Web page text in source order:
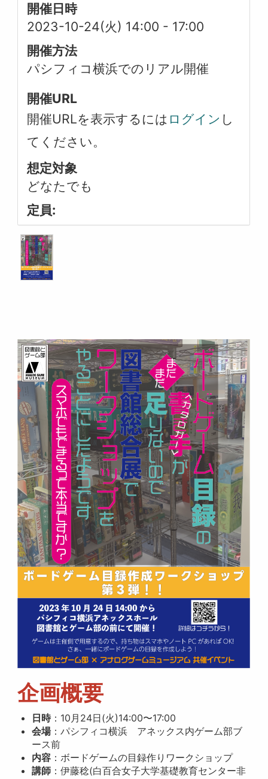
開催日時
2023-10-24(火) 14:00 - 17:00
開催方法
パシフィコ横浜でのリアル開催
開催URL
開催URLを表示するには ログイン し
てください。
想定対象
どなたでも
定員:
企画概要
日時：10月24日(火)14:00〜17:00
会場：パシフィコ横浜 アネックス内ゲーム部ブ
ース前
内容 ：ボードゲームの目録作りワークショップ
講師 ：伊藤稔(白百合女子大学基礎教育センター非